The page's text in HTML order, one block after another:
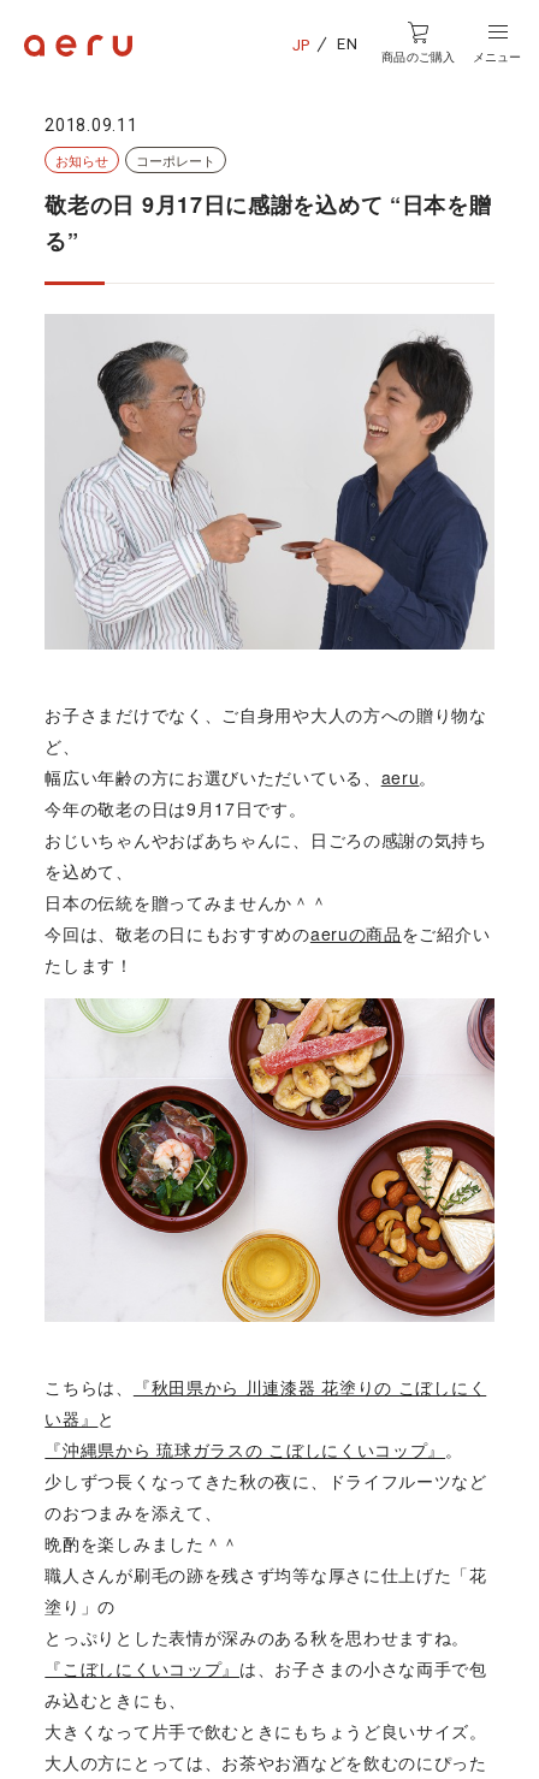
JP EN
商品のご購入 メニュー
2018.09.11
お知らせ
コーポレート
敬老の日 9月17日に感謝を込めて “日本を贈
る”
お子さまだけでなく、ご自身用や大人の方への贈り物な
ど、
幅広い年齢の方にお選びいただいている、 aeru。
今年の敬老の日は9月17日です。
おじいちゃんやおばあちゃんに、日ごろの感謝の気持ち
を込めて、
日本の伝統を贈ってみませんか＾＾
今回は、敬老の日にもおすすめのaeruの商品をご紹介い
たします！
こちらは、
『秋田県から 川連漆器 花塗りの こぼしにく
い器』 と
『沖縄県から 琉球ガラスの こぼしにくいコップ』 。
少しずつ長くなってきた秋の夜に、ドライフルーツなど
のおつまみを添えて、
晩酌を楽しみました＾＾
職人さんが刷毛の跡を残さず均等な厚さに仕上げた「花
塗り」の
とっぷりとした表情が深みのある秋を思わせますね。
『こぼしにくいコップ』 は、お子さまの小さな両手で包
み込むときにも、
大きくなって片手で飲むときにもちょうど良いサイズ。
大人の方にとっては、お茶やお酒などを飲むのにぴった